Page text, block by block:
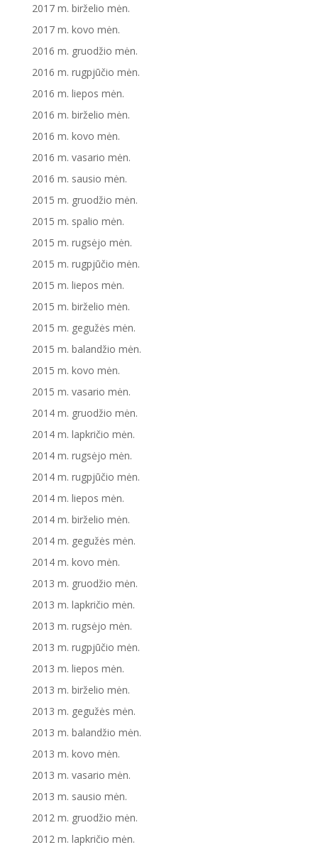
2017 m. birželio mėn.
2017 m. kovo mėn.
2016 m. gruodžio mėn.
2016 m. rugpjūčio mėn.
2016 m. liepos mėn.
2016 m. birželio mėn.
2016 m. kovo mėn.
2016 m. vasario mėn.
2016 m. sausio mėn.
2015 m. gruodžio mėn.
2015 m. spalio mėn.
2015 m. rugsėjo mėn.
2015 m. rugpjūčio mėn.
2015 m. liepos mėn.
2015 m. birželio mėn.
2015 m. gegužės mėn.
2015 m. balandžio mėn.
2015 m. kovo mėn.
2015 m. vasario mėn.
2014 m. gruodžio mėn.
2014 m. lapkričio mėn.
2014 m. rugsėjo mėn.
2014 m. rugpjūčio mėn.
2014 m. liepos mėn.
2014 m. birželio mėn.
2014 m. gegužės mėn.
2014 m. kovo mėn.
2013 m. gruodžio mėn.
2013 m. lapkričio mėn.
2013 m. rugsėjo mėn.
2013 m. rugpjūčio mėn.
2013 m. liepos mėn.
2013 m. birželio mėn.
2013 m. gegužės mėn.
2013 m. balandžio mėn.
2013 m. kovo mėn.
2013 m. vasario mėn.
2013 m. sausio mėn.
2012 m. gruodžio mėn.
2012 m. lapkričio mėn.